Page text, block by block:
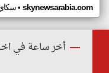
سكاي• skynewsarabia.com
أخر ساعة في